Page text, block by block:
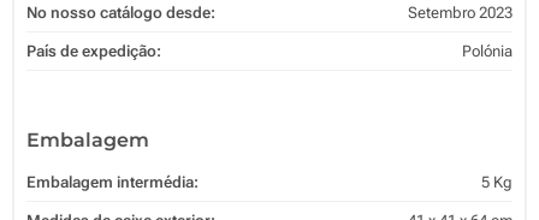
No nosso catálogo desde: Setembro 2023
País de expedição: Polónia
Embalagem
Embalagem intermédia: 5 Kg